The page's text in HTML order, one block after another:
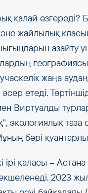
қалай
жайлылық
азайту
жаңа
әсер етеді.
Виртуалды
экологиялық
бәрі
ірі қаласы –
2023